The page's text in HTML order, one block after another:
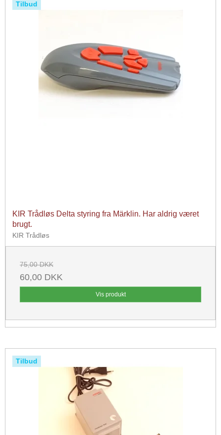
Tilbud
KIR Trådløs Delta styring fra Märklin. Har aldrig været
brugt.
KIR Trådløs
75,00 DKK
60,00 DKK
Vis produkt
Tilbud